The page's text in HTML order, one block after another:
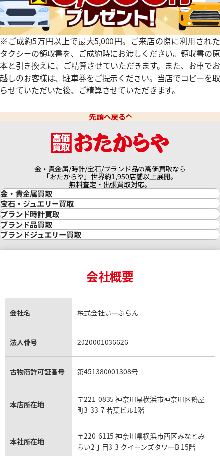
イデイト 118239 シルバー
ロレックス オイスターパーペ
イト 115200 ホワイト文字盤
830,000
※ご成約5万円以上で最大5,000円。ご来店の際に利用された
タクシーの領収書を、ご成約時にお渡しください。領収書の原
本と引き換えに、ご精算させていただきます。また、お車でお
越しのお客様は、駐車券をご提示ください。当店でコピーを取
らせていただいた後、ご精算させていただきます。
先頭へ戻る
金・貴金属/時計/宝石/ブランド品の高価買取なら
「おたからや」世界約1,950店舗以上展開。
無料査定・出張買取対応。
金・貴金属買取
金買取
金の相場価格情報
金の参考買取価格一覧
インゴット買取
インゴットの相場価格情報
24金買取
金貨買取
貴金属買取
銀・シルバー買取
パラジウム買取
宝石・ジュエリー買取
宝石・ジュエリー買取
ダイヤモンド買取
ダイヤモンド・宝石の参考価格一覧
リング・結婚指輪買取
エメラルド買取
トパーズ買取
タンザナイト買取
キャッツアイ買取
アクアマリン買取
ブランド時計買取
時計買取
ロレックス買取
ロレックス デイトナ買取
ロレックス サブマリーナー買取
ロレックス エクスプローラー買取
ロレックス デイトジャスト買取
パテック フィリップノーチラス買取
ヴァシュロン・コンスタンタン買取
オメガ買取
カルティエ買取
フランク ミュラー買取
リシャール・ミル買取
パネライ買取
チューダー（チュードル）買取
ブランド品買取
ブランド買取
シャネル マトラッセ買取
セリーヌ買取
プラダ買取
ブランドジュエリー買取
ヴァンクリーフ＆アーペル買取
ショーメ買取
ダミアーニ買取
モーブッサン買取
会社概要
会社名 株式会社いーふらん
法人番号 2020001036626
古物商許可証番号 第451380001308号
本店所在地
〒221-0835 神奈川県横浜市神奈川区鶴屋
町3-33-7 若葉ビル1階
本社所在地
〒220-6115 神奈川県横浜市西区みなとみ
らい2丁目3-3 クイーンズタワーB 15階